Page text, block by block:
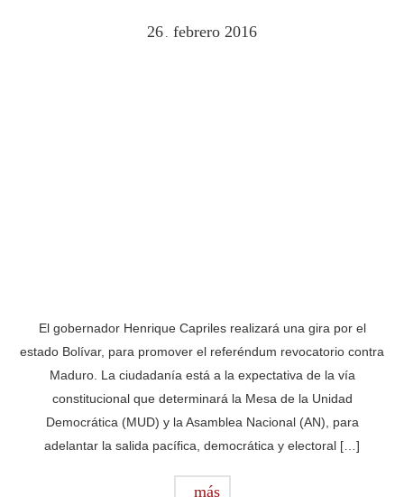
26 febrero 2016
El gobernador Henrique Capriles realizará una gira por el
estado Bolívar, para promover el referéndum revocatorio contra
Maduro. La ciudadanía está a la expectativa de la vía
constitucional que determinará la Mesa de la Unidad
Democrática (MUD) y la Asamblea Nacional (AN), para
adelantar la salida pacífica, democrática y electoral […]
más